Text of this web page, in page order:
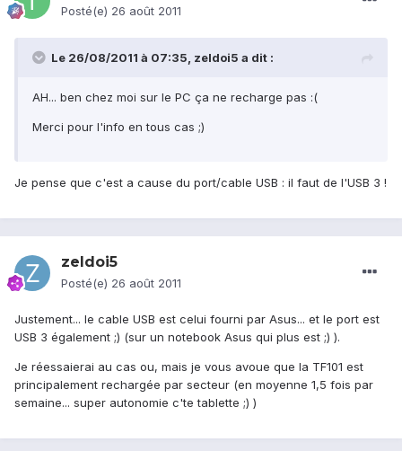
Posté(e) 26 août 2011
Le 26/08/2011 à 07:35, zeldoi5 a dit :
AH... ben chez moi sur le PC ça ne recharge pas :(
Merci pour l'info en tous cas ;)
Je pense que c'est a cause du port/cable USB : il faut de l'USB 3 !
zeldoi5
Posté(e) 26 août 2011
Justement... le cable USB est celui fourni par Asus... et le port est
USB 3 également ;) (sur un notebook Asus qui plus est ;) ).
Je réessaierai au cas ou, mais je vous avoue que la TF101 est
principalement rechargée par secteur (en moyenne 1,5 fois par
semaine... super autonomie c'te tablette ;) )